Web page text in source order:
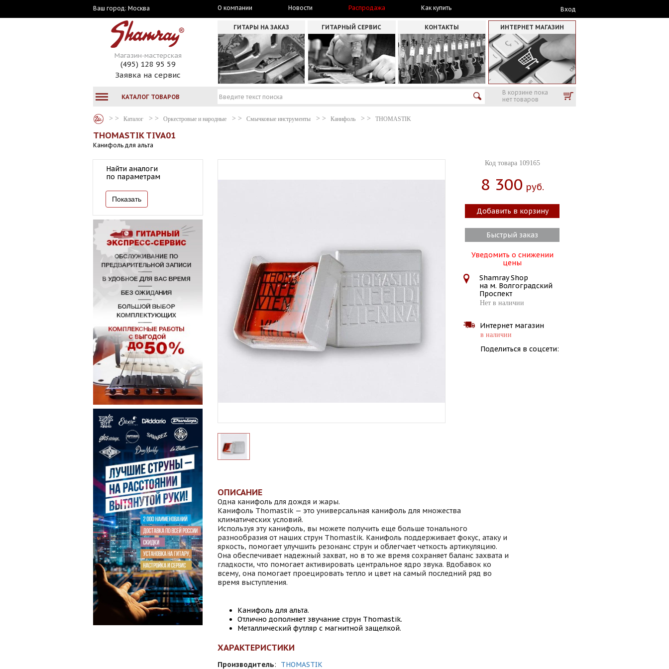
Ваш город: Москва О компании Новости Распродажа Как купить Вход
Магазин-мастерская
(495) 128 95 59
Заявка на сервис
ГИТАРЫ НА ЗАКАЗ ГИТАРНЫЙ СЕРВИС КОНТАКТЫ ИНТЕРНЕТ МАГАЗИН
КАТАЛОГ ТОВАРОВ
В корзине пока
нет товаров
Каталог Оркестровые и народные Смычковые инструменты Канифоль THOMASTIK
THOMASTIK TIVA01
Канифоль для альта
Найти аналоги
по параметрам
Код товара 109165
8 300 Руб.
Добавить в корзину
Быстрый заказ
Уведомить о снижении
цены
Shamray Shop
на м. Волгоградский
Проспект
Нет в наличии
Интернет магазин
в наличии
Поделиться в соцсети:
ОПИСАНИЕ
Одна канифоль для дождя и жары.
Канифоль Thomastik — это универсальная канифоль для множества
климатических условий.
Используя эту канифоль, вы можете получить еще больше тонального
разнообразия от наших струн Thomastik. Канифоль поддерживает фокус, атаку и
яркость, помогает улучшить резонанс струн и облегчает четкость артикуляцию.
Она обеспечивает надежный захват, но в то же время сохраняет баланс захвата и
гладкости, что помогает активировать центральное ядро звука. Вдобавок ко
всему, она помогает проецировать тепло и цвет на самый последний ряд во
время выступления.
Канифоль для альта.
Отлично дополняет звучание струн Thomastik.
Металлический футляр с магнитной защелкой.
ХАРАКТЕРИСТИКИ
Производитель: THOMASTIK